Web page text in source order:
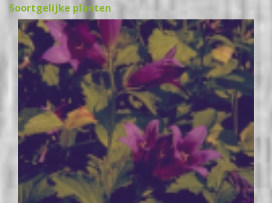
Soortgelijke planten